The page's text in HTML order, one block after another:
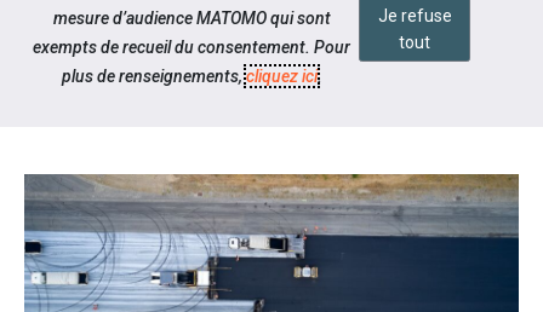
Notre actualité
1 JOUR, 1 MÉTIER EN ACTION
mesure d’audience MATOMO qui sont
exempts de recueil du consentement. Pour
plus de renseignements,cliquez ici.
Je refuse
tout